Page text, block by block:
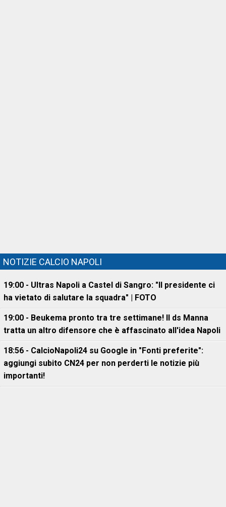
NOTIZIE CALCIO NAPOLI
19:00 - Ultras Napoli a Castel di Sangro: "Il presidente ci
ha vietato di salutare la squadra" | FOTO
19:00 - Beukema pronto tra tre settimane! Il ds Manna
tratta un altro difensore che è affascinato all'idea Napoli
18:56 - CalcioNapoli24 su Google in "Fonti preferite":
aggiungi subito CN24 per non perderti le notizie più
importanti!